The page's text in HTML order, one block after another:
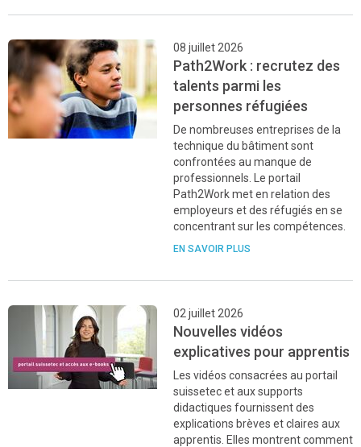
08 juillet 2026
Path2Work : recrutez des
talents parmi les
personnes réfugiées
De nombreuses entreprises de la
technique du bâtiment sont
confrontées au manque de
professionnels. Le portail
Path2Work met en relation des
employeurs et des réfugiés en se
concentrant sur les compétences.
EN SAVOIR PLUS
02 juillet 2026
Nouvelles vidéos
explicatives pour apprentis
Les vidéos consacrées au portail
suissetec et aux supports
didactiques fournissent des
explications brèves et claires aux
apprentis. Elles montrent comment